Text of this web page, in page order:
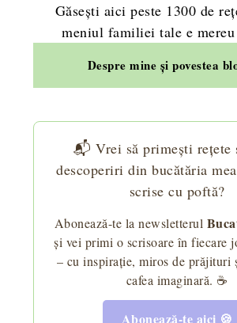
Găsești aici peste 1300 de
meniul familiei tale e
Despre mine și povestea
📬 Vrei să primești rețete
descoperiri din bucătăria
scrise cu poftă?
Abonează-te la newsletterul
și vei primi o scrisoare în fiecare
– cu inspirație, miros de prăjituri
cafea imaginară. ☕
Abonează-te aici 🍪